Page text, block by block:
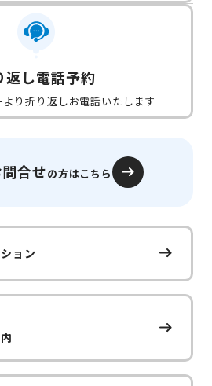
返し電話予約
り折り返しお電話いたします
合せの方はこちら
ョン